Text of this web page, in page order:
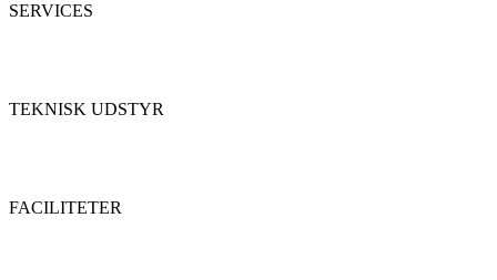
SERVICES
TEKNISK UDSTYR
FACILITETER